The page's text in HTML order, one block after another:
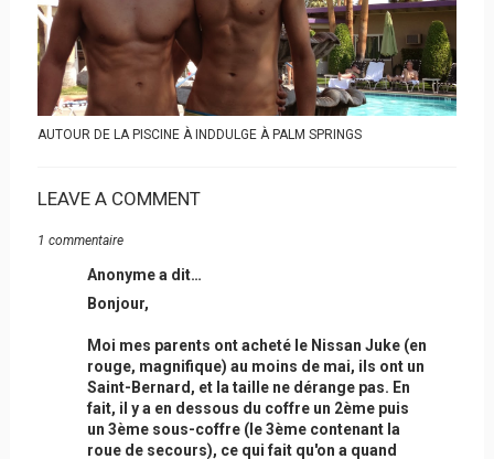
AUTOUR DE LA PISCINE À INDDULGE À PALM SPRINGS
LEAVE A COMMENT
1 commentaire
Anonyme a dit…
Bonjour,
Moi mes parents ont acheté le Nissan Juke (en
rouge, magnifique) au moins de mai, ils ont un
Saint-Bernard, et la taille ne dérange pas. En
fait, il y a en dessous du coffre un 2ème puis
un 3ème sous-coffre (le 3ème contenant la
roue de secours), ce qui fait qu'on a quand